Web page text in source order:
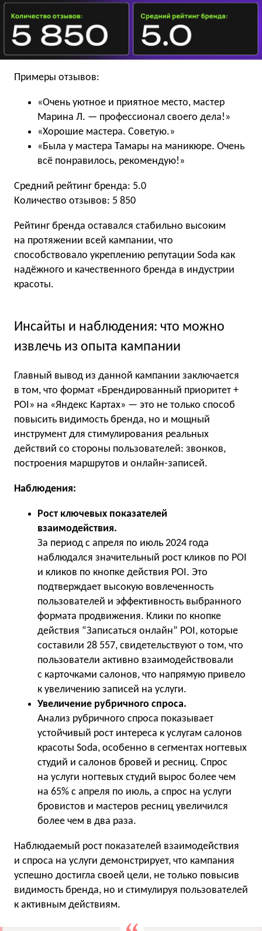
Примеры отзывов:
«Очень уютное и приятное место, мастер
Марина Л. — профессионал своего дела!»
«Хорошие мастера. Советую.»
«Была у мастера Тамары на маникюре. Очень
всё понравилось, рекомендую!»
Средний рейтинг бренда: 5.0
Количество отзывов: 5 850
Рейтинг бренда оставался стабильно высоким
на протяжении всей кампании, что
способствовало укреплению репутации Soda как
надёжного и качественного бренда в индустрии
красоты.
Инсайты и наблюдения: что можно
извлечь из опыта кампании
Главный вывод из данной кампании заключается
в том, что формат «Брендированный приоритет +
POI» на «Яндекс Картах» — это не только способ
повысить видимость бренда, но и мощный
инструмент для стимулирования реальных
действий со стороны пользователей: звонков,
построения маршрутов и онлайн-записей.
Наблюдения:
Рост ключевых показателей
взаимодействия.
За период с апреля по июль 2024 года
наблюдался значительный рост кликов по POI
и кликов по кнопке действия POI. Это
подтверждает высокую вовлеченность
пользователей и эффективность выбранного
формата продвижения. Клики по кнопке
действия “Записаться онлайн” POI, которые
составили 28 557, свидетельствуют о том, что
пользователи активно взаимодействовали
с карточками салонов, что напрямую привело
к увеличению записей на услуги.
Увеличение рубричного спроса.
Анализ рубричного спроса показывает
устойчивый рост интереса к услугам салонов
красоты Soda, особенно в сегментах ногтевых
студий и салонов бровей и ресниц. Спрос
на услуги ногтевых студий вырос более чем
на 65% с апреля по июль, а спрос на услуги
бровистов и мастеров ресниц увеличился
более чем в два раза.
Наблюдаемый рост показателей взаимодействия
и спроса на услуги демонстрирует, что кампания
успешно достигла своей цели, не только повысив
видимость бренда, но и стимулируя пользователей
к активным действиям.